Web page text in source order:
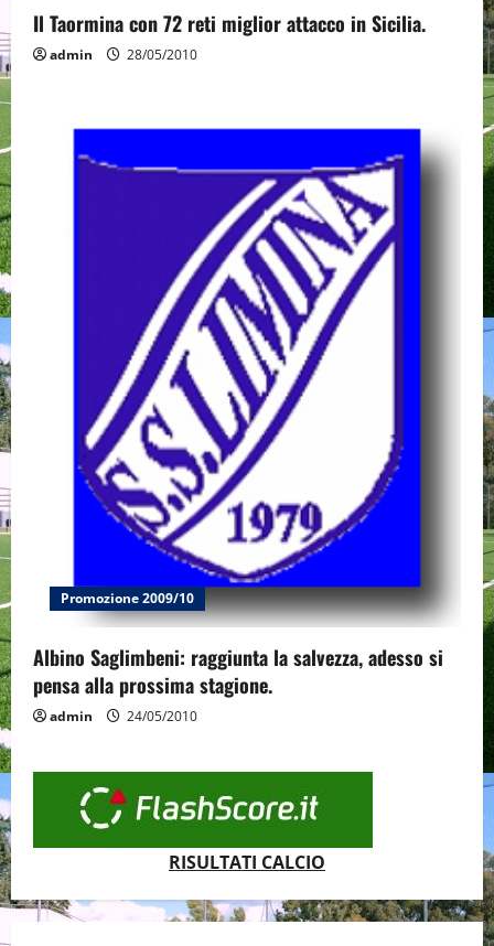
Il Taormina con 72 reti miglior attacco in Sicilia.
admin 28/05/2010
Promozione 2009/10
Albino Saglimbeni: raggiunta la salvezza, adesso si
pensa alla prossima stagione.
admin 24/05/2010
RISULTATI CALCIO